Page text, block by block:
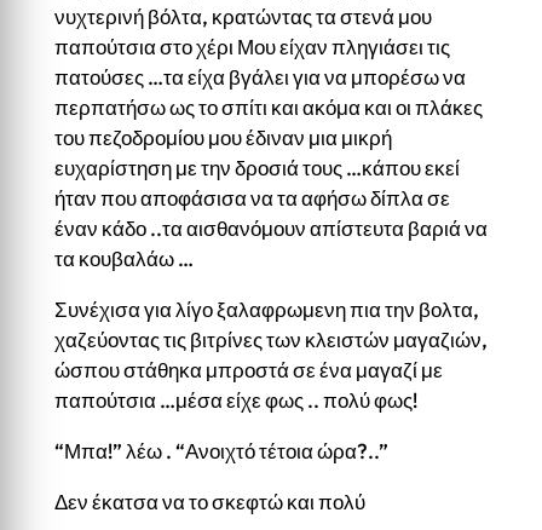
νυχτερινή βόλτα, κρατώντας τα στενά μου
παπούτσια στο χέρι Μου είχαν πληγιάσει τις
πατούσες …τα είχα βγάλει για να μπορέσω να
περπατήσω ως το σπίτι και ακόμα και οι πλάκες
του πεζοδρομίου μου έδιναν μια μικρή
ευχαρίστηση με την δροσιά τους …κάπου εκεί
ήταν που αποφάσισα να τα αφήσω δίπλα σε
έναν κάδο ..τα αισθανόμουν απίστευτα βαριά να
τα κουβαλάω …
Συνέχισα για λίγο ξαλαφρωμενη πια την βολτα,
χαζεύοντας τις βιτρίνες των κλειστών μαγαζιών,
ώσπου στάθηκα μπροστά σε ένα μαγαζί με
παπούτσια …μέσα είχε φως .. πολύ φως!
“Μπα!” λέω . “Ανοιχτό τέτοια ώρα?..”
Δεν έκατσα να το σκεφτώ και πολύ